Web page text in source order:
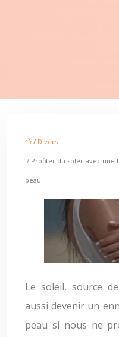
/ Divers
/ Profiter du soleil avec une
peau
Le soleil, source
aussi devenir un
peau si nous ne